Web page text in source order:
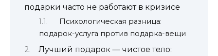
подарки часто не работают в кризисе
Психологическая разница:
подарок-услуга против подарка-вещи
Лучший подарок — чистое тело: